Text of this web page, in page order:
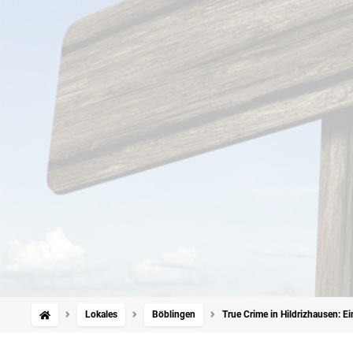
Lokales Böblingen True Crime in Hildrizhausen: